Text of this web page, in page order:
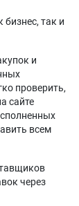
так и
и
проверить,
сайте
всем
через